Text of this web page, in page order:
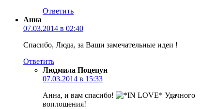
Ответить
Анна
07.03.2014 в 02:40
Спасибо, Люда, за Ваши замечательные идеи !
Ответить
Людмила Поцепун
07.03.2014 в 15:33
Анна, и вам спасибо!
Удачного
воплощения!